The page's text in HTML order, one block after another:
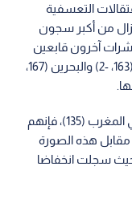
التعسفية
علما بأن إيران (170، -6) لا تزال من أكبر سجون
آخرون قابعين
خلف القضبان في كل من السعودية ومصر (163، -2) والبحرين (167،
وعندما يمثلون أمام القضاء، كما هو الحال في المغرب (135)، فإنهم
مقابل هذه الصورة
تبقى تونس هي الاستثناء (72، +25) حيث سجلت انخفاضا